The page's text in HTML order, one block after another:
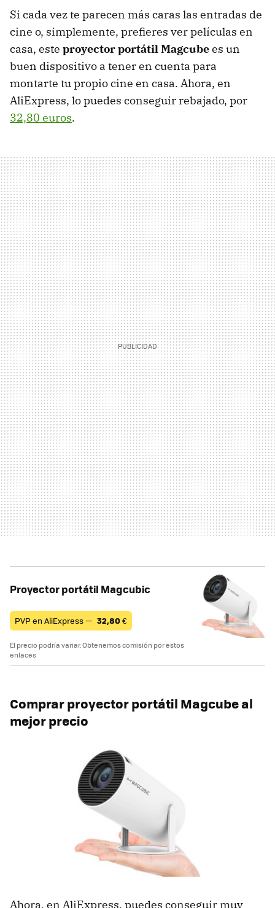
Si cada vez te parecen más caras las entradas de
cine o, simplemente, prefieres ver películas en
casa, este proyector portátil Magcubees un
buen dispositivo a tener en cuenta para
montarte tu propio cine en casa. Ahora, en
AliExpress, lo puedes conseguir rebajado, por
32,80 euros.
Proyector portátil Magcubic
PVP en AliExpress — 32,80€
El precio podría variar. Obtenemos comisión por estos
enlaces
Comprarproyector portátil Magcube al
mejor precio
Ahora, en AliExpress, puedes conseguir muy